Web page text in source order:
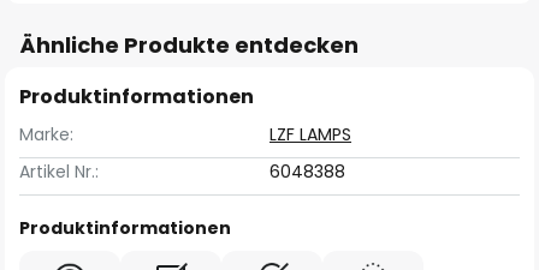
Ähnliche Produkte entdecken
Produktinformationen
Marke:
LZF LAMPS
Artikel Nr.:
6048388
Produktinformationen